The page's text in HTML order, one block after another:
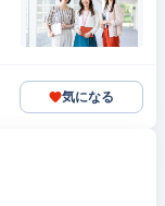
気になる